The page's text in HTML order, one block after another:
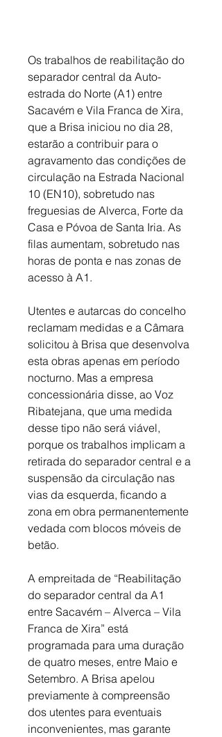
Os trabalhos de reabilitação do
separador central da Auto-
estrada do Norte (A1) entre
Sacavém e Vila Franca de Xira,
que a Brisa iniciou no dia 28,
estarão a contribuir para o
agravamento das condições de
circulação na Estrada Nacional
10 (EN10), sobretudo nas
freguesias de Alverca, Forte da
Casa e Póvoa de Santa Iria. As
filas aumentam, sobretudo nas
horas de ponta e nas zonas de
acesso à A1.
Utentes e autarcas do concelho
reclamam medidas e a Câmara
solicitou à Brisa que desenvolva
esta obras apenas em período
nocturno. Mas a empresa
concessionária disse, ao Voz
Ribatejana, que uma medida
desse tipo não será viável,
porque os trabalhos implicam a
retirada do separador central e a
suspensão da circulação nas
vias da esquerda, ficando a
zona em obra permanentemente
vedada com blocos móveis de
betão.
A empreitada de “Reabilitação
do separador central da A1
entre Sacavém – Alverca – Vila
Franca de Xira” está
programada para uma duração
de quatro meses, entre Maio e
Setembro. A Brisa apelou
previamente à compreensão
dos utentes para eventuais
inconvenientes, mas garante